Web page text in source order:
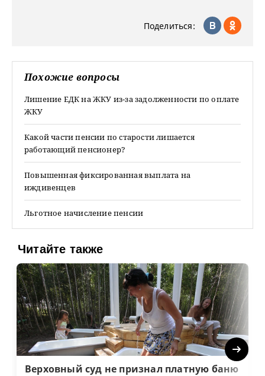
Поделиться:
Похожие вопросы
Лишение ЕДК на ЖКУ из-за задолженности по оплате
ЖКУ
Какой части пенсии по старости лишается
работающий пенсионер?
Повышенная фиксированная выплата на
иждивенцев
Льготное начисление пенсии
Читайте также
Верховный суд не признал платную баню
Next